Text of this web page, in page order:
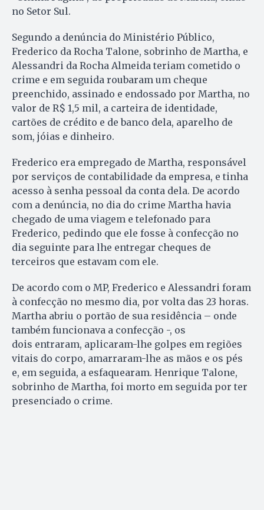
no Setor Sul.
Segundo a denúncia do Ministério Público,
Frederico da Rocha Talone, sobrinho de Martha, e
Alessandri da Rocha Almeida teriam cometido o
crime e em seguida roubaram um cheque
preenchido, assinado e endossado por Martha, no
valor de R$ 1,5 mil, a carteira de identidade,
cartões de crédito e de banco dela, aparelho de
som, jóias e dinheiro.
Frederico era empregado de Martha, responsável
por serviços de contabilidade da empresa, e tinha
acesso à senha pessoal da conta dela. De acordo
com a denúncia, no dia do crime Martha havia
chegado de uma viagem e telefonado para
Frederico, pedindo que ele fosse à confecção no
dia seguinte para lhe entregar cheques de
terceiros que estavam com ele.
De acordo com o MP, Frederico e Alessandri foram
à confecção no mesmo dia, por volta das 23 horas.
Martha abriu o portão de sua residência – onde
também funcionava a confecção -, os
dois entraram, aplicaram-lhe golpes em regiões
vitais do corpo, amarraram-lhe as mãos e os pés
e, em seguida, a esfaquearam. Henrique Talone,
sobrinho de Martha, foi morto em seguida por ter
presenciado o crime.